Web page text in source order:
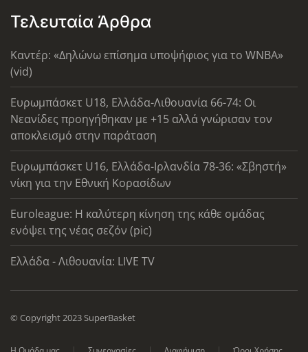
Τελευταία Άρθρα
Καντέρ: «Δηλώνω επίσημα υποψήφιος για το WNBA»
(vid)
Ευρωμπάσκετ U18, Ελλάδα-Λιθουανία 66-74: Οι
Νεανίδες προηγήθηκαν με +15 αλλά γνώρισαν τον
αποκλεισμό στην παράταση
Ευρωμπάσκετ U16, Ελλάδα-Ιρλανδία 78-36: «Σβηστή»
νίκη για την Εθνική Κορασίδων
Euroleague: Η καλύτερη κίνηση της κάθε ομάδας
ενόψει της νέας σεζόν (pic)
Ελλάδα - Λιθουανία: LIVE TV
© Copyright 2023 SuperBasket